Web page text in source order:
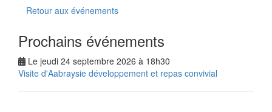
Retour aux événements
Prochains événements
Le jeudi 24 septembre 2026 à 18h30
Visite d'Aabraysie développement et repas convivial